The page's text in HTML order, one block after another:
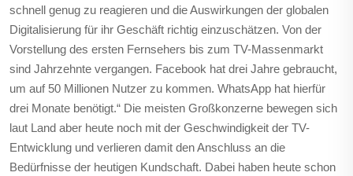
schnell genug zu reagieren und die Auswirkungen der globalen
Digitalisierung für ihr Geschäft richtig einzuschätzen. Von der
Vorstellung des ersten Fernsehers bis zum TV-Massenmarkt
sind Jahrzehnte vergangen. Facebook hat drei Jahre gebraucht,
um auf 50 Millionen Nutzer zu kommen. WhatsApp hat hierfür
drei Monate benötigt.“ Die meisten Großkonzerne bewegen sich
laut Land aber heute noch mit der Geschwindigkeit der TV-
Entwicklung und verlieren damit den Anschluss an die
Bedürfnisse der heutigen Kundschaft. Dabei haben heute schon